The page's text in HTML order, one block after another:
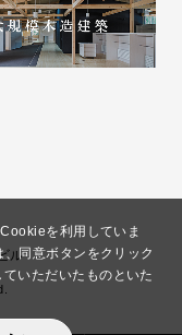
を利用していま
同意ボタンをクリック
いただいたものといた
ル